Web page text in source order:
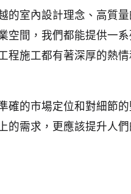
的室內設計理念、高質
間，我們都能提供一
施工都有著深厚的熱
確的市場定位和對細節
需求，更應該提升人